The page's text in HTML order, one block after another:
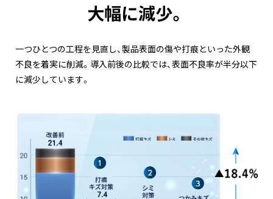
大幅に減少。
一つひとつの工程を見直し、製品表面の傷や打痕といった外観
不良を着実に削減。導入前後の比較では、表面不良率が半分以下
に減少しています。